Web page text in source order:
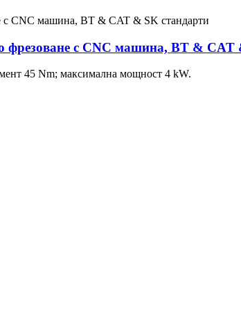
фрезоване с CNC машина, BT & CAT
45 Nm; максимална мощност 4 kW.